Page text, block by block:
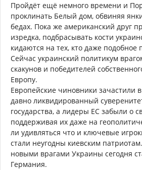
Пройдёт ещё немного времени и
проклинать Белый дом, обвиняя
бедах. Пока же американский друг
изредка, подбрасывать кости
кидаются на тех, кто даже подобное
Сейчас украинский политикум
скакунов и победителей
Европу.
Европейские чиновники зачастили
давно ликвидированный
государства, а лидеры ЕС забыли о
поддерживая их даже на
ли удивляться что и ключевые
стали неугодны киевским
новыми врагами Украины сегодня
Германия.